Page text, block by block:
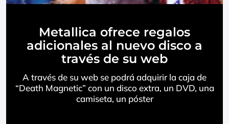
Metallica ofrece regalos
adicionales al nuevo disco a
través de su web
A través de su web se podrá adquirir la caja de
“Death Magnetic” con un disco extra, un DVD, una
camiseta, un póster